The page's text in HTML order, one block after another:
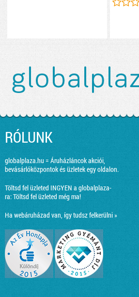
RÓLUNK
globalplaza.hu = Áruházláncok akciói,
bevásárlóközpontok és üzletek egy oldalon.
Töltsd fel üzleted INGYEN a globalplaza-
ra:Töltsd fel üzleted még ma!
Ha webáruházad van, így tudsz felkerülni »